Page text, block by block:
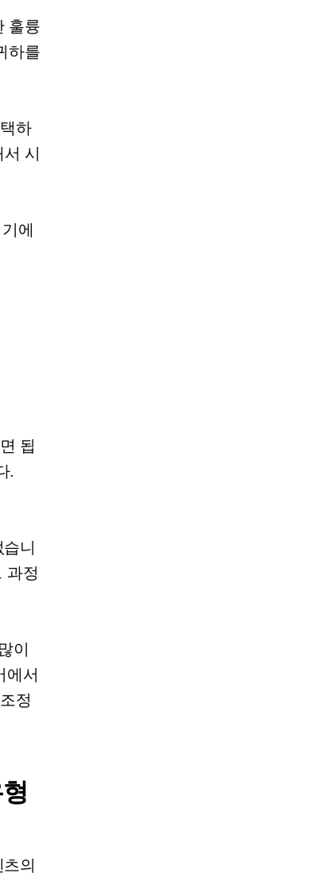
훌륭
하를
하
시
에
됩
.
니
과정
이
에서
정
의